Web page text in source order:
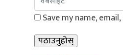
Save my name,